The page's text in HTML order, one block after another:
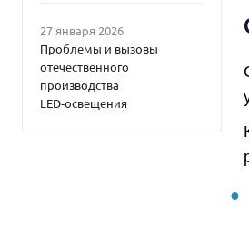
27 января 2026
Проблемы и вызовы
отечественного
производства
LED‑освещения